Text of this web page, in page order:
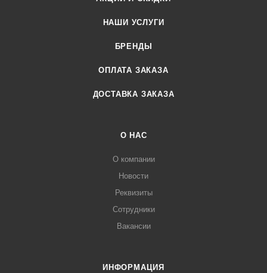
НАШИ УСЛУГИ
БРЕНДЫ
ОПЛАТА ЗАКАЗА
ДОСТАВКА ЗАКАЗА
О НАС
О компании
Новости
Реквизиты
Сотрудники
Вакансии
ИНФОРМАЦИЯ